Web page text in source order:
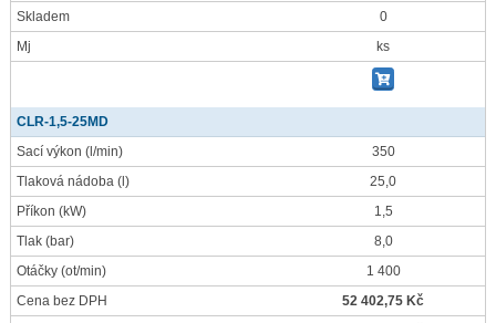
Skladem
0
Mj
ks
CLR-1,5-25MD
Sací výkon (l/min)
350
Tlaková nádoba (l)
25,0
Příkon (kW)
1,5
Tlak (bar)
8,0
Otáčky (ot/min)
1 400
Cena bez DPH
52 402,75 Kč